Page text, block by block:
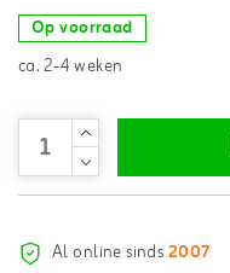
Op voorraad
ca. 2-4 weken
Al online sinds2007